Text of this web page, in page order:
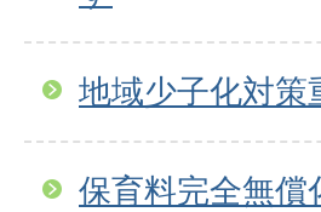
地域少子化対
保育料完全無